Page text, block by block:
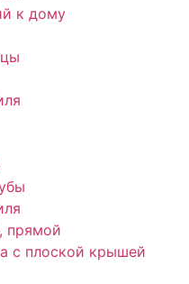
к дому
прямой
с плоской крышей